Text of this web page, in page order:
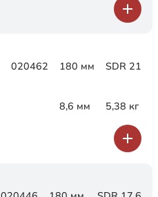
020462 180 мм SDR 21
8,6 мм 5,38 кг